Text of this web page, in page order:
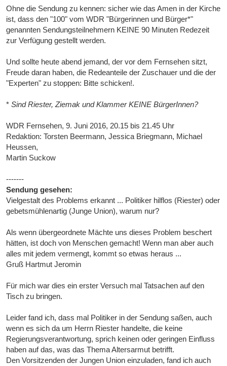
Ohne die Sendung zu kennen: sicher wie das Amen in der Kirche
ist, dass den "100" vom WDR "Bürgerinnen und Bürger*"
genannten Sendungsteilnehmern KEINE 90 Minuten Redezeit
zur Verfügung gestellt werden.
Und sollte heute abend jemand, der vor dem Fernsehen sitzt,
Freude daran haben, die Redeanteile der Zuschauer und die der
"Experten" zu stoppen: Bitte schicken!.
*Sind Riester, Ziemak und Klammer KEINE BürgerInnen?
WDR Fernsehen, 9. Juni 2016, 20.15 bis 21.45 Uhr
Redaktion: Torsten Beermann, Jessica Briegmann, Michael
Heussen,
Martin Suckow
-------
Sendung gesehen:
Vielgestalt des Problems erkannt ... Politiker hilflos (Riester) oder
gebetsmühlenartig (Junge Union), warum nur?
Als wenn übergeordnete Mächte uns dieses Problem beschert
hätten, ist doch von Menschen gemacht! Wenn man aber auch
alles mit jedem vermengt, kommt so etwas heraus ...
Gruß Hartmut Jeromin
Für mich war dies ein erster Versuch mal Tatsachen auf den
Tisch zu bringen.
Leider fand ich, dass mal Politiker in der Sendung saßen, auch
wenn es sich da um Herrn Riester handelte, die keine
Regierungsverantwortung, sprich keinen oder geringen Einfluss
haben auf das, was das Thema Altersarmut betrifft.
Den Vorsitzenden der Jungen Union einzuladen, fand ich auch